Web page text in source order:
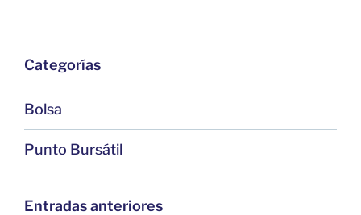
Categorías
Bolsa
Punto Bursátil
Entradas anteriores